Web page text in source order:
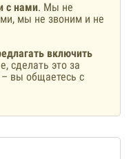
с нами. Мы не
мы не звоним и не
включить
сделать это за
вы общаетесь с